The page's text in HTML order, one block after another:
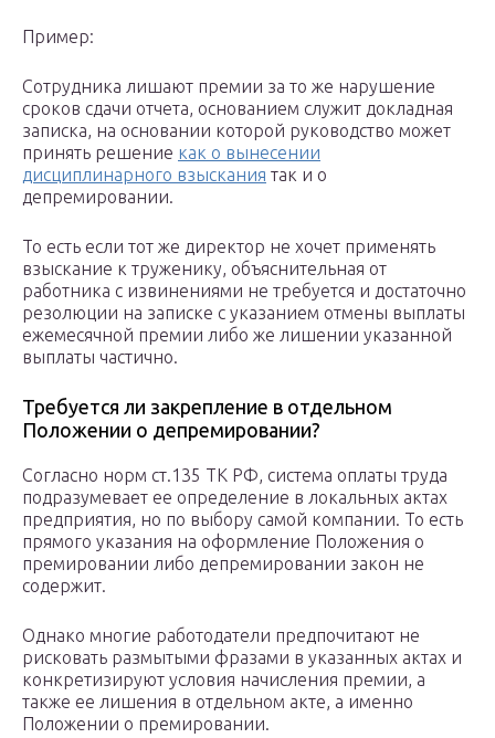
Пример:
Сотрудника лишают премии за то же нарушение
сроков сдачи отчета, основанием служит докладная
записка, на основании которой руководство может
принять решение как о вынесении
дисциплинарного взыскания так и о
депремировании.
То есть если тот же директор не хочет применять
взыскание к труженику, объяснительная от
работника с извинениями не требуется и достаточно
резолюции на записке с указанием отмены выплаты
ежемесячной премии либо же лишении указанной
выплаты частично.
Требуется ли закрепление в отдельном
Положении о депремировании?
Согласно норм ст.135 ТК РФ, система оплаты труда
подразумевает ее определение в локальных актах
предприятия, но по выбору самой компании. То есть
прямого указания на оформление Положения о
премировании либо депремировании закон не
содержит.
Однако многие работодатели предпочитают не
рисковать размытыми фразами в указанных актах и
конкретизируют условия начисления премии, а
также ее лишения в отдельном акте, а именно
Положении о премировании.